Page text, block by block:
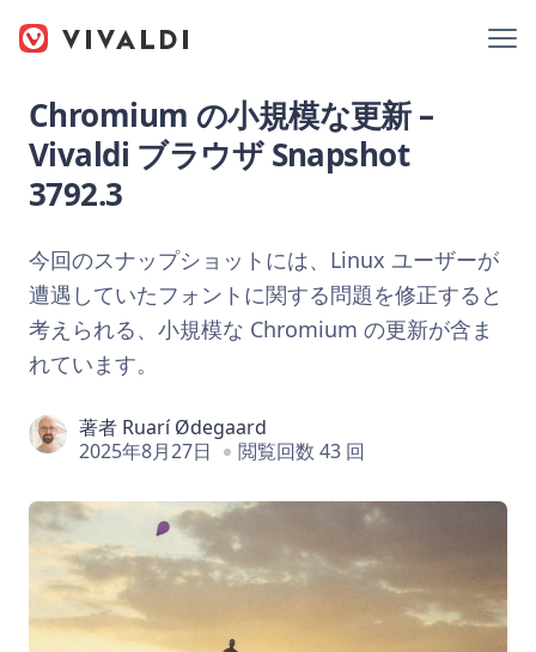
Chromium の小規模な更新 –
Vivaldi ブラウザ Snapshot
3792.3
今回のスナップショットには、Linux ユーザーが
遭遇していたフォントに関する問題を修正すると
考えられる、小規模な Chromium の更新が含ま
れています。
著者 Ruarí Ødegaard
2025年8月27日
閲覧回数 43 回